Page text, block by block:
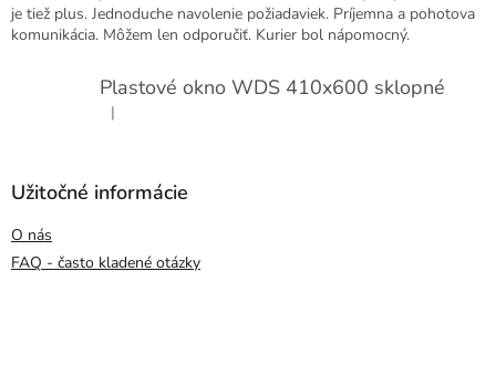
je tiež plus. Jednoduche navolenie požiadaviek. Príjemna a pohotova
komunikácia. Môžem len odporučiť. Kurier bol nápomocný.
Plastové okno WDS 410x600 sklopné
Hodnotenie produktu je 5 z 5 hviezdičiek.
|
Užitočné informácie
O nás
FAQ - často kladené otázky